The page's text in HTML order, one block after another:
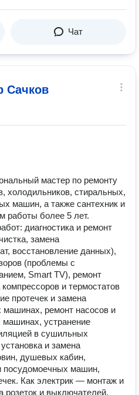
Чат
Сачков
мастер по ремонту
холодильников, стиральных,
машин, а также сантехник и
работы более 5 лет.
диагностика и ремонт
замена
восстановление данных),
(проблемы с
Smart TV), ремонт
и термостатов
протечек и замена
ремонт насосов и
устранение
в сушильных
и замена
душевых кабин,
посудомоечных машин,
Как электрик — монтаж и
розеток и выключателей,